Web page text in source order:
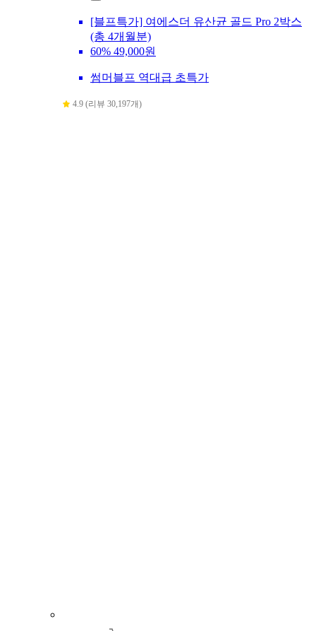
[블프특가] 여에스더 유산균 골드 Pro 2박스
(총 4개월분)
60% 49,000원
썸머블프 역대급 초특가
4.9 (리뷰 30,197개)